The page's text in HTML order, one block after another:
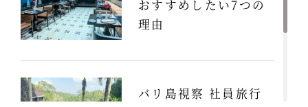
おすすめしたい7つの
理由
バリ島視察 社員旅行